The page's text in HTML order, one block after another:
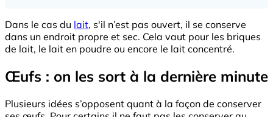
Dans le cas du lait, s'il n’est pas ouvert, il se conserve
dans un endroit propre et sec. Cela vaut pour les briques
de lait, le lait en poudre ou encore le lait concentré.
Œufs : on les sort à la dernière minute
Plusieurs idées s’opposent quant à la façon de conserver